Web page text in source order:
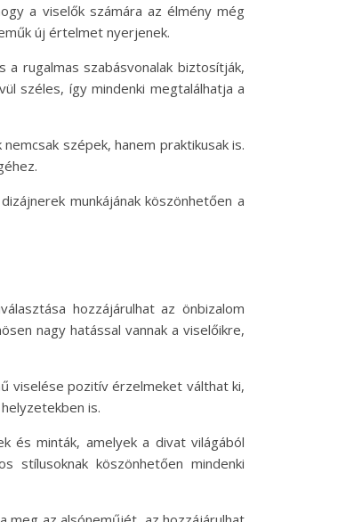
a viselők számára az élmény még
új értelmet nyerjenek.
rugalmas szabásvonalak biztosítják,
széles, így mindenki megtalálhatja a
szépek, hanem praktikusak is.
munkájának köszönhetően a
hozzájárulhat az önbizalom
nagy hatással vannak a viselőikre,
viselése pozitív érzelmeket válthat ki,
is.
és minták, amelyek a divat világából
stílusoknak köszönhetően mindenki